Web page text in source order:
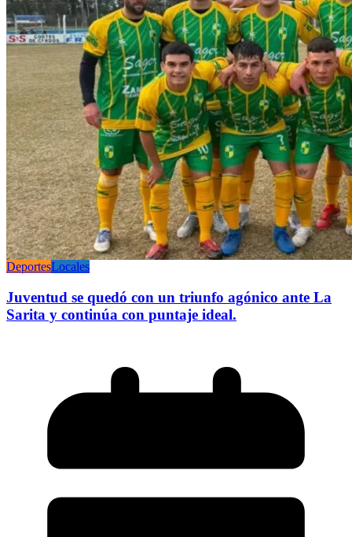
DeportesLocales
Juventud se quedó con un triunfo agónico ante La
Sarita y continúa con puntaje ideal.